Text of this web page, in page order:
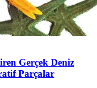
Gerçek Deniz
Parçalar